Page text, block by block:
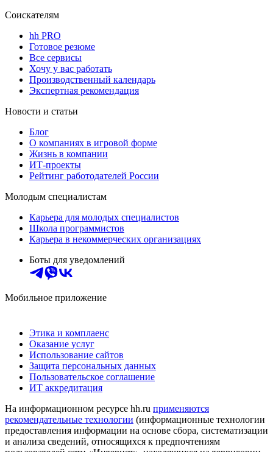
Соискателям
hh PRO
Готовое резюме
Все сервисы
Хочу у вас работать
Производственный календарь
Экспертная рекомендация
Новости и статьи
Блог
О компаниях в игровой форме
Жизнь в компании
ИТ-проекты
Рейтинг работодателей России
Молодым специалистам
Карьера для молодых специалистов
Школа программистов
Карьера в некоммерческих организациях
Боты для уведомлений
Мобильное приложение
Этика и комплаенс
Оказание услуг
Использование сайтов
Защита персональных данных
Пользовательское соглашение
ИТ аккредитация
На информационном ресурсе hh.ru применяются
рекомендательные технологии (информационные технологии
предоставления информации на основе сбора, систематизации
и анализа сведений, относящихся к предпочтениям